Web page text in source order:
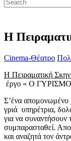
Η
Cinema-Θέατρο
Η Πειραματική
έργο « Ο
Σ’ένα απομονωμένο
γριά υπηρέτρια,
για να συναντήσουν
συμπαρασταθεί.
και αναζητά τον